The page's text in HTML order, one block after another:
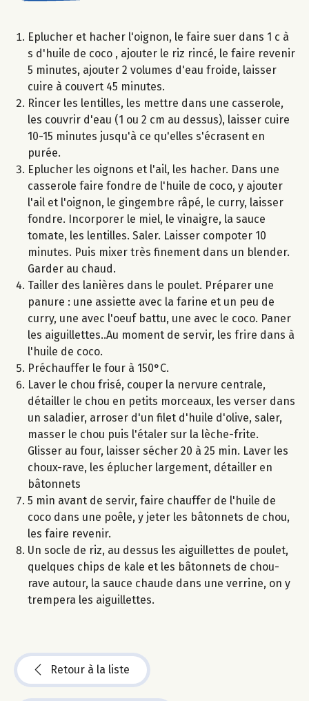
Eplucher et hacher l'oignon, le faire suer dans 1 c à
s d'huile de coco , ajouter le riz rincé, le faire revenir
5 minutes, ajouter 2 volumes d'eau froide, laisser
cuire à couvert 45 minutes.
Rincer les lentilles, les mettre dans une casserole,
les couvrir d'eau (1 ou 2 cm au dessus), laisser cuire
10-15 minutes jusqu'à ce qu'elles s'écrasent en
purée.
Eplucher les oignons et l'ail, les hacher. Dans une
casserole faire fondre de l'huile de coco, y ajouter
l'ail et l'oignon, le gingembre râpé, le curry, laisser
fondre. Incorporer le miel, le vinaigre, la sauce
tomate, les lentilles. Saler. Laisser compoter 10
minutes. Puis mixer très finement dans un blender.
Garder au chaud.
Tailler des lanières dans le poulet. Préparer une
panure : une assiette avec la farine et un peu de
curry, une avec l'oeuf battu, une avec le coco. Paner
les aiguillettes..Au moment de servir, les frire dans à
l'huile de coco.
Préchauffer le four à 150°C.
Laver le chou frisé, couper la nervure centrale,
détailler le chou en petits morceaux, les verser dans
un saladier, arroser d'un filet d'huile d'olive, saler,
masser le chou puis l'étaler sur la lèche-frite.
Glisser au four, laisser sécher 20 à 25 min. Laver les
choux-rave, les éplucher largement, détailler en
bâtonnets
5 min avant de servir, faire chauffer de l'huile de
coco dans une poêle, y jeter les bâtonnets de chou,
les faire revenir.
Un socle de riz, au dessus les aiguillettes de poulet,
quelques chips de kale et les bâtonnets de chou-
rave autour, la sauce chaude dans une verrine, on y
trempera les aiguillettes.
Retour à la liste